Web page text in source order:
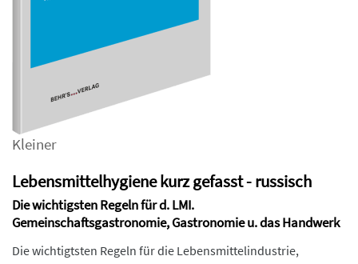
Kleiner
Lebensmittelhygiene kurz gefasst - russisch
Die wichtigsten Regeln für d. LMI.
Gemeinschaftsgastronomie, Gastronomie u. das Handwerk
Die wichtigtsten Regeln für die Lebensmittelindustrie,